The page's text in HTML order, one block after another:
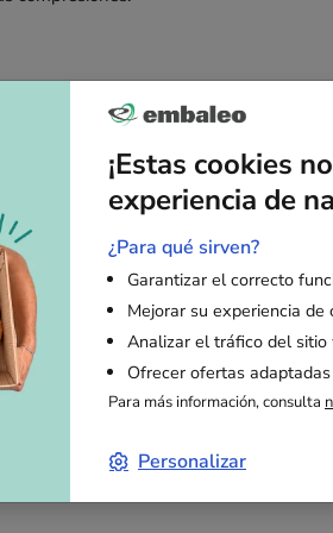
electrónico, esta caja permite
solución perfecta para envíos
doble para una mejor absorción
cargas pesadas gracias a su
para el almacenamiento en palets
ser apilada en palets sin riesgo de
¡Estas cookies
experiencia de
¿Para qué sirven?
Garantizar el correcto
Mejorar su experiencia de
Analizar el tráfico del sitio
Ofrecer ofertas
Para más información, consulta
Personalizar